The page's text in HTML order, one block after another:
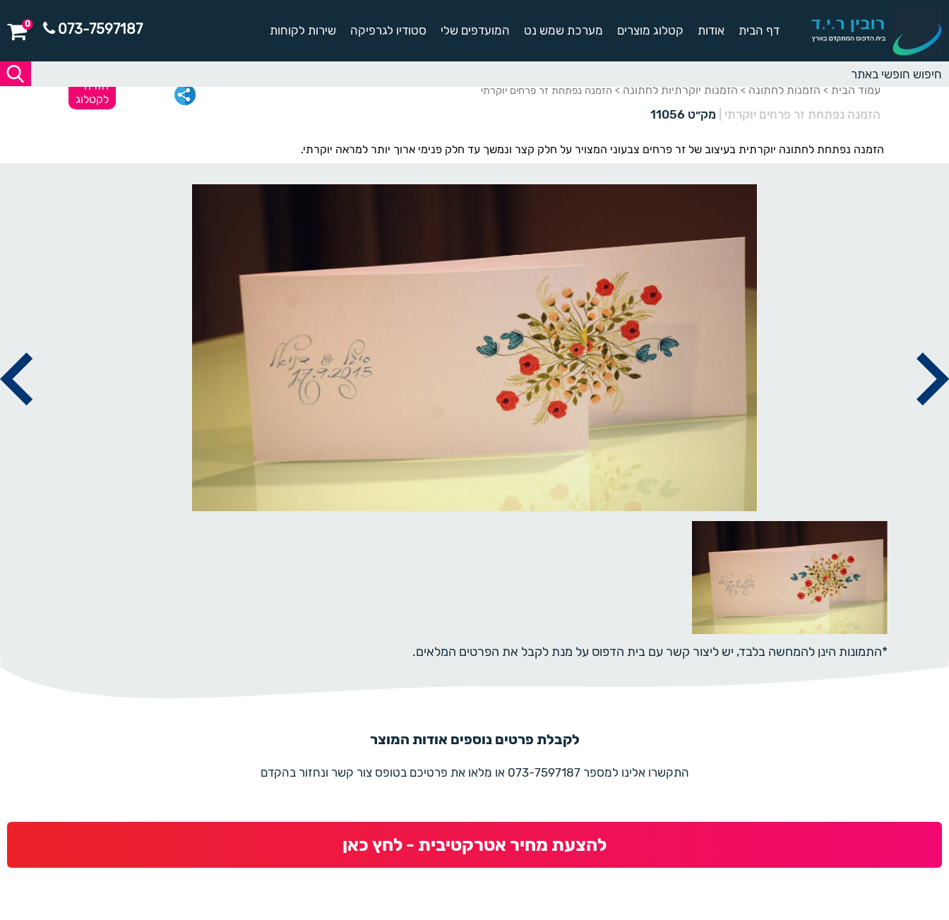
דף הבית אודות קטלוג מוצרים מערכת שמש נט המועדפים שלי סטודיו לגרפיקה שירות לקוחות 073-7597187
0
עמוד הבית > הזמנות לחתונה > הזמנות יוקרתיות לחתונה > הזמנה נפתחת זר פרחים יוקרתי
הזמנה נפתחת זר פרחים יוקרתי מק״ט 11056
חזרה
לקטלוג
הזמנה נפתחת לחתונה יוקרתית בעיצוב של זר פרחים צבעוני המצויר על חלק קצר ונמשך עד חלק פנימי ארוך יותר למראה יוקרתי.
*התמונות הינן להמחשה בלבד, יש ליצור קשר עם בית הדפוס על מנת לקבל את הפרטים המלאים.
לקבלת פרטים נוספים אודות המוצר
התקשרו אלינו למספר 073-7597187 או מלאו את פרטיכם בטופס צור קשר ונחזור בהקדם
להצעת מחיר אטרקטיבית - לחץ כאן